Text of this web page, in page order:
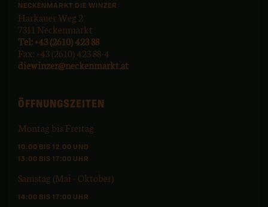
NECKENMARKT DIE WINZER
Harkauer Weg 2
7311 Neckenmarkt
Tel: +43 (2610) 423 88
Fax: +43 (2610) 423 88-4
diewinzer@neckenmarkt.at
ÖFFNUNGSZEITEN
Montag bis Freitag
10.00 BIS 12.00 UND
13:00 BIS 17:00 UHR
Samstag (Mai - Oktober)
14:00 BIS 17:00 UHR